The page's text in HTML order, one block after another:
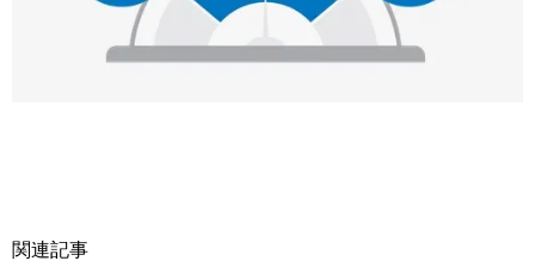
関連記事